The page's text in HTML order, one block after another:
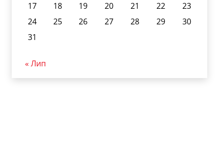
17
18 19 20 21 22
23
24
25 26 27 28 29
30
31
« Лип